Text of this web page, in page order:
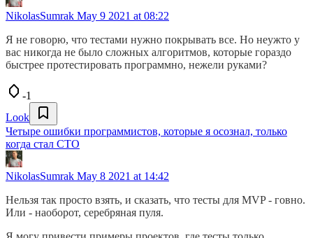
NikolasSumrak May 9 2021 at 08:22
Я не говорю, что тестами нужно покрывать все. Но неужто у
вас никогда не было сложных алгоритмов, которые гораздо
быстрее протестировать программно, нежели руками?
-1
Look
Четыре ошибки программистов, которые я осознал, только
когда стал CTO
NikolasSumrak May 8 2021 at 14:42
Нельзя так просто взять, и сказать, что тесты для MVP - говно.
Или - наоборот, серебряная пуля.